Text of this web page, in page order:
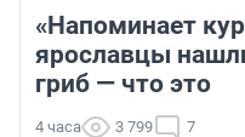
«Напоминает
ярославцы
гриб — что это
4 часа 3 799 7